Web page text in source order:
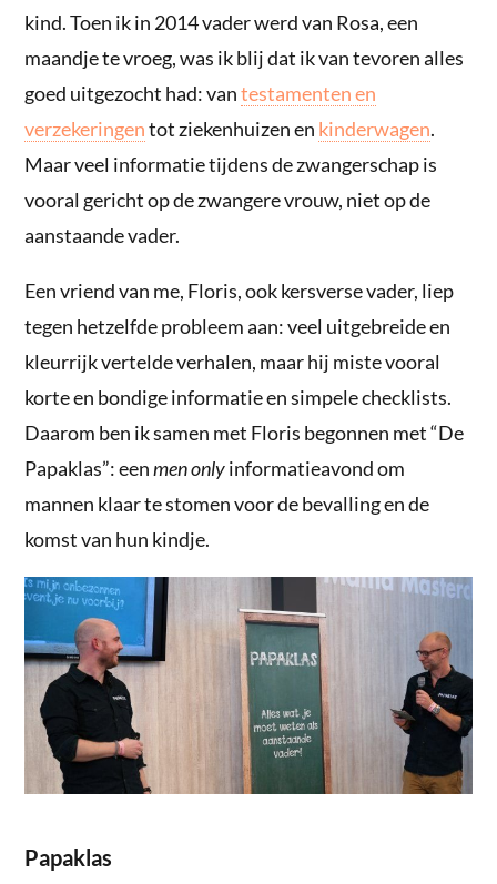
kind. Toen ik in 2014 vader werd van Rosa, een
maandje te vroeg, was ik blij dat ik van tevoren alles
goed uitgezocht had: vantestamenten en
verzekeringentot ziekenhuizen en kinderwagen.
Maar veel informatie tijdens de zwangerschap is
vooral gericht op de zwangere vrouw, niet op de
aanstaande vader.
Een vriend van me, Floris, ook kersverse vader, liep
tegen hetzelfde probleem aan: veel uitgebreide en
kleurrijk vertelde verhalen, maar hij miste vooral
korte en bondige informatie en simpele checklists.
Daarom ben ik samen met Floris begonnen met “De
Papaklas”: eenmen onlyinformatieavond om
mannen klaar te stomen voor de bevalling en de
komst van hun kindje.
Papaklas